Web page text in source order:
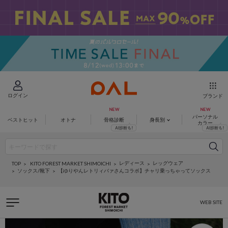
ログイン ブランド
ベストヒット オトナ 骨格診断 身長別
パーソナル
カラー
TOP KITO FOREST MARKET SHIMOICHI レディース
レッグウェア
ソックス/靴下
【ゆりやんレトリィバァさんコラボ】チャリ乗っちゃってソックス
WEB SITE